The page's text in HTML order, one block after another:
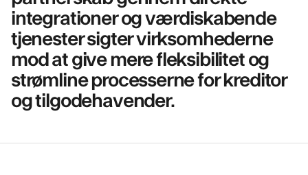
integrationer og værdiskabende
tjenester sigter virksomhederne
mod at give mere fleksibilitet og
strømline processerne for kreditor
og tilgodehavender.